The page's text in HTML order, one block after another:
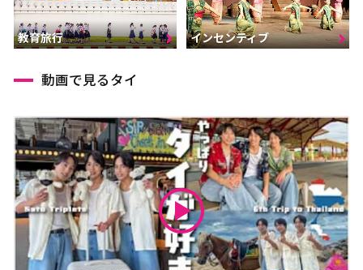
教育旅行 インセンティブ
動画で見るタイ